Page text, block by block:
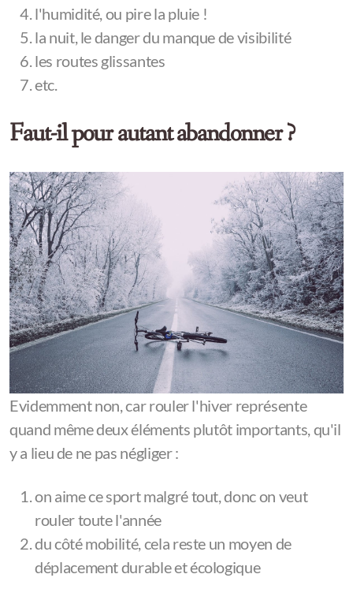
l'humidité, ou pire la pluie !
la nuit, le danger du manque de visibilité
les routes glissantes
etc.
Faut-il pour autant abandonner ?
Evidemment non, car rouler l'hiver représente
quand même deux éléments plutôt importants, qu'il
y a lieu de ne pas négliger :
on aime ce sport malgré tout, donc on veut
rouler toute l'année
du côté mobilité, cela reste un moyen de
déplacement durable et écologique